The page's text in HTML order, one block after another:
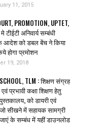
11, 2015
PROMOTION, UPTET,
टीईटी अनिवार्य सम्बंधी
आदेश को डबल बेंच ने किया
होगा प्रमोशन
19, 2018
TLM : शिक्षण संग्रह
प्रभावी कक्षा शिक्षण हेतु
को डायरी एवं
सीखने में सहायक सामग्री
के सम्बंध में यहीं डाउनलोड